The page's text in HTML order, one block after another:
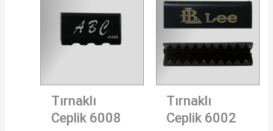
Tırnaklı
Ceplik 6008
Tırnaklı
Ceplik 6002